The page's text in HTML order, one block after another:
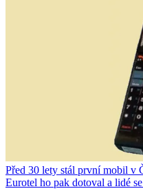
Před 30 lety stál první mobil v
Eurotel ho pak dotoval a lidé